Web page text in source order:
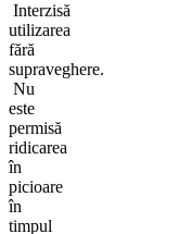
Interzisă
utilizarea
fără
supraveghere.
Nu
este
permisă
ridicarea
în
picioare
în
timpul